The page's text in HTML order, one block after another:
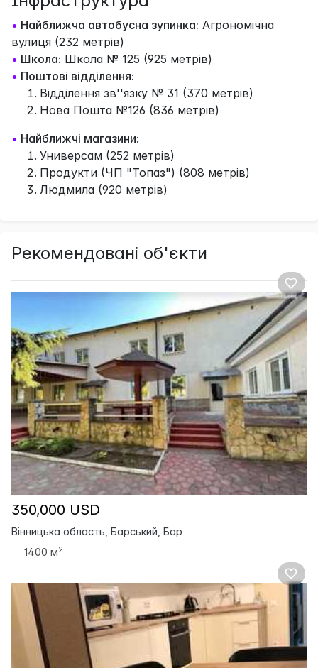
• Найближча автобусна зупинка: Агрономічна
вулиця (232 метрів)
• Школа: Школа № 125 (925 метрів)
• Поштові відділення:
Відділення зв''язку № 31 (370 метрів)
Нова Пошта №126 (836 метрів)
• Найближчі магазини:
Универсам (252 метрів)
Продукти (ЧП "Топаз") (808 метрів)
Людмила (920 метрів)
Рекомендовані об'єкти
350,000 USD
Вінницька область, Барський, Бар
1400 м2